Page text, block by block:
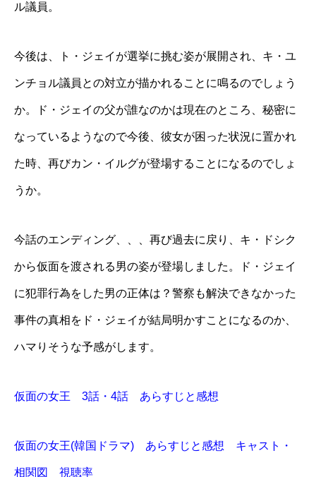
ル議員。
今後は、ト・ジェイが選挙に挑む姿が展開され、キ・ユ
ンチョル議員との対立が描かれることに鳴るのでしょう
か。ド・ジェイの父が誰なのかは現在のところ、秘密に
なっているようなので今後、彼女が困った状況に置かれ
た時、再びカン・イルグが登場することになるのでしょ
うか。
今話のエンディング、、、再び過去に戻り、キ・ドシク
から仮面を渡される男の姿が登場しました。ド・ジェイ
に犯罪行為をした男の正体は？警察も解決できなかった
事件の真相をド・ジェイが結局明かすことになるのか、
ハマりそうな予感がします。
仮面の女王 3話・4話 あらすじと感想
仮面の女王(韓国ドラマ) あらすじと感想 キャスト・
相関図 視聴率